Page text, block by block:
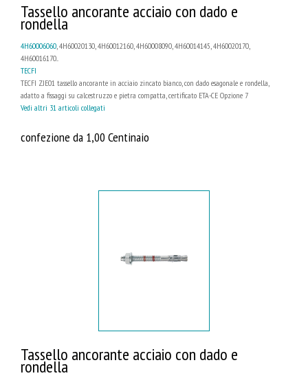
Tassello ancorante acciaio con dado e
rondella
4H60006060, 4H60020130, 4H60012160, 4H60008090, 4H60014145, 4H60020170,
4H60016170...
TECFI
TECFI ZJE01 tassello ancorante in acciaio zincato bianco, con dado esagonale e rondella,
adatto a fissaggi su calcestruzzo e pietra compatta, certificato ETA-CE Opzione 7
Vedi altri 31 articoli collegati
confezione da 1,00 Centinaio
Tassello ancorante acciaio con dado e
rondella